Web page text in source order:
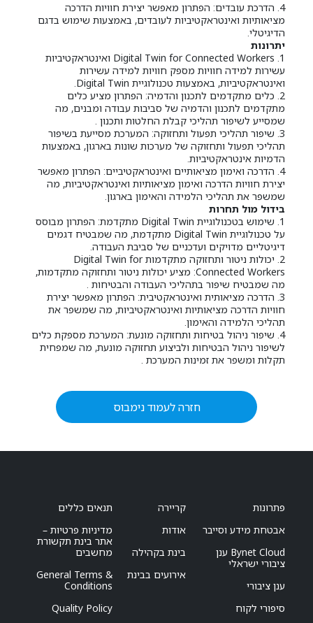
4. הדרכת עובדים: הפתרון מאפשר יצירת חוויות הדרכה
מציאותיות ואינטראקטיביות לעובדים, באמצעות שימוש בדגם
הדיגיטלי.
יתרונות
1. Digital Twin for Connected Workers ואינטראקטיביות
עשירות למידה חוויות מספק חוויות למידה עשירות
ואינטראקטיביות, באמצעות טכנולוגיית Digital Twin.
2. כלים מתקדמים לתכנון והדמיה: הפתרון מציע כלים
מתקדמים לתכנון והדמיה של סביבות עבודה ומבנים, מה
שמסייע לשיפור תהליכי קבלת החלטות ותכנון .
3. שיפור תהליכי תפעול ותחזוקה: המערכת מסייעת בשיפור
תהליכי תפעול ותחזוקה של מערכות שונות בארגון, באמצעות
הדמיות אינטראקטיביות.
4. הדרכה ואימון מציאותיים ואינטראקטיביים: הפתרון מאפשר
יצירת חוויות הדרכה ואימון מציאותיות ואינטראקטיביות, מה
שמשפר את תהליכי הלמידה והאימון בארגון.
בידול מול תחרות
1. שימוש בטכנולוגיית Digital Twin מתקדמת: הפתרון מבוסס
על טכנולוגיית Digital Twin מתקדמת, מה שמבטיח דגמים
דיגיטליים מדויקים ועדכניים של סביבת העבודה.
2. יכולות ניטור ותחזוקה מתקדמות Digital Twin for
Connected Workers: מציע יכולות ניטור ותחזוקה מתקדמות,
מה שמבטיח שיפור בתהליכי העבודה והבטיחות .
3. הדרכה מציאותית ואינטראקטיבית: הפתרון מאפשר יצירת
חוויות הדרכה מציאותיות ואינטראקטיביות, מה שמשפר את
תהליכי הלמידה והאימון.
4. שיפור ניהול בטיחות ותחזוקה מונעת: המערכת מספקת כלים
לשיפור ניהול הבטיחות ולביצוע תחזוקה מונעת, מה שמפחית
תקלות ומשפר את זמינות המערכת .
חזרה לעמוד נימבוס
פתרונות
אבטחת מידע וסייבר
Bynet Cloud ענן
ציבורי ישראלי
ענן ציבורי
סיפורי לקוח
קריירה
אודות
בינת בקהילה
אירועים בבינת
תנאים כללים
מדיניות פרטיות –
אתר בינת תקשורת
מחשבים
General Terms &
Conditions
Quality Policy